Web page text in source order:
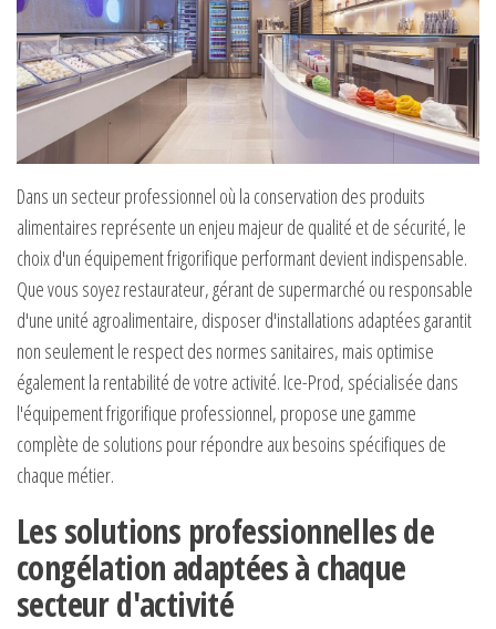
Dans un secteur professionnel où la conservation des produits
alimentaires représente un enjeu majeur de qualité et de sécurité, le
choix d'un équipement frigorifique performant devient indispensable.
Que vous soyez restaurateur, gérant de supermarché ou responsable
d'une unité agroalimentaire, disposer d'installations adaptées garantit
non seulement le respect des normes sanitaires, mais optimise
également la rentabilité de votre activité. Ice-Prod, spécialisée dans
l'équipement frigorifique professionnel, propose une gamme
complète de solutions pour répondre aux besoins spécifiques de
chaque métier.
Les solutions professionnelles de
congélation adaptées à chaque
secteur d'activité